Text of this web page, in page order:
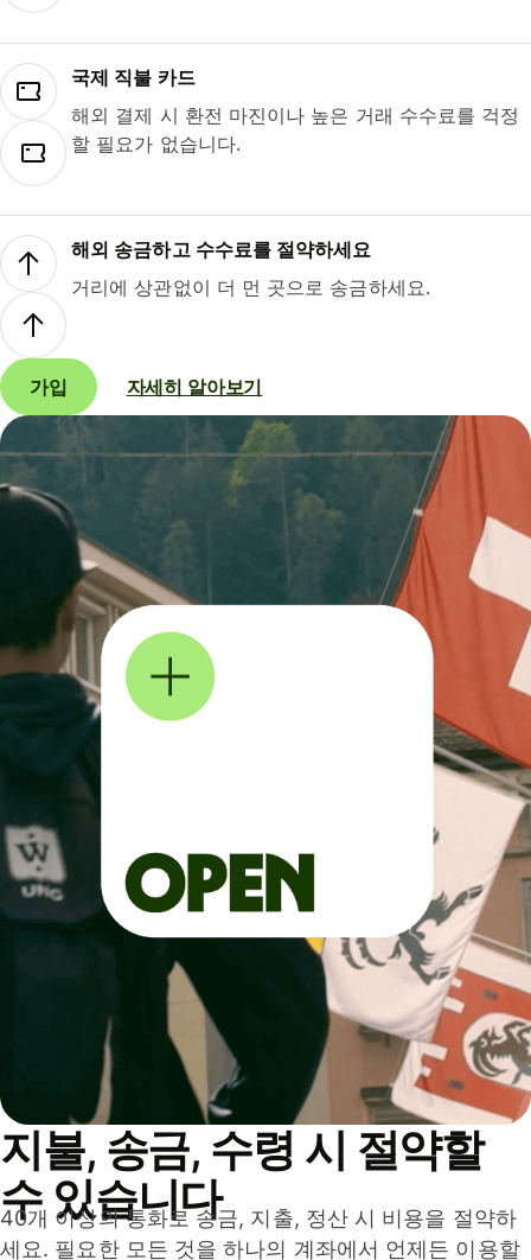
국제 직불 카드
해외 결제 시 환전 마진이나 높은 거래 수수료를 걱정
할 필요가 없습니다.
해외 송금하고 수수료를 절약하세요
거리에 상관없이 더 먼 곳으로 송금하세요.
가입 자세히 알아보기
지불, 송금, 수령 시 절약할
수 있습니다
40개 이상의 통화로 송금, 지출, 정산 시 비용을 절약하
세요. 필요한 모든 것을 하나의 계좌에서 언제든 이용할